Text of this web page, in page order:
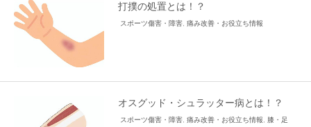
打撲の処置とは！？
スポーツ傷害・障害, 痛み改善・お役立ち情報
オスグッド・シュラッター病とは！？
スポーツ傷害・障害, 痛み改善・お役立ち情報, 膝・足